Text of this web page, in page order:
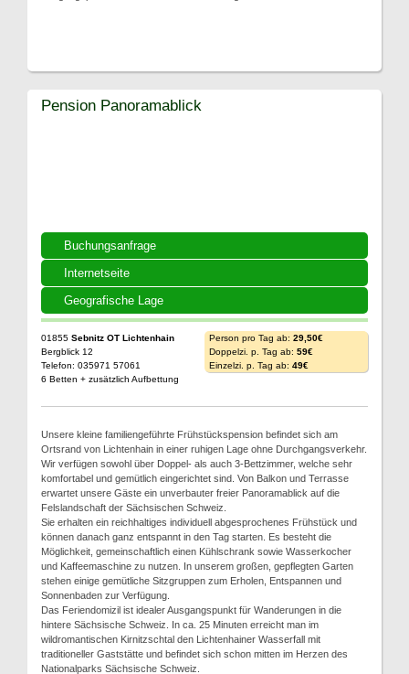
Buchungsanfrage
Internetseite
Geografische Lage
Pension Panoramablick
01855 Sebnitz OT Lichtenhain
Bergblick 12
Telefon: 035971 57061
6 Betten + zusätzlich Aufbettung
Person pro Tag ab: 29,50€
Doppelzi. p. Tag ab: 59€
Einzelzi. p. Tag ab: 49€
Unsere kleine familiengeführte Frühstückspension befindet sich am
Ortsrand von Lichtenhain in einer ruhigen Lage ohne Durchgangsverkehr.
Wir verfügen sowohl über Doppel- als auch 3-Bettzimmer, welche sehr
komfortabel und gemütlich eingerichtet sind. Von Balkon und Terrasse
erwartet unsere Gäste ein unverbauter freier Panoramablick auf die
Felslandschaft der Sächsischen Schweiz.
Sie erhalten ein reichhaltiges individuell abgesprochenes Frühstück und
können danach ganz entspannt in den Tag starten. Es besteht die
Möglichkeit, gemeinschaftlich einen Kühlschrank sowie Wasserkocher
und Kaffeemaschine zu nutzen. In unserem großen, gepflegten Garten
stehen einige gemütliche Sitzgruppen zum Erholen, Entspannen und
Sonnenbaden zur Verfügung.
Das Feriendomizil ist idealer Ausgangspunkt für Wanderungen in die
hintere Sächsische Schweiz. In ca. 25 Minuten erreicht man im
wildromantischen Kirnitzschtal den Lichtenhainer Wasserfall mit
traditioneller Gaststätte und befindet sich schon mitten im Herzen des
Nationalparks Sächsische Schweiz.